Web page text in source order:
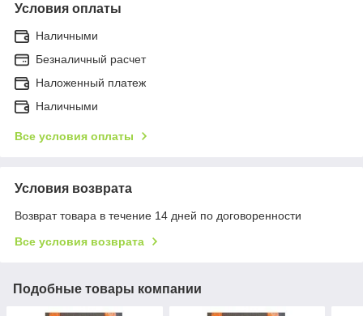
Условия оплаты
Наличными
Безналичный расчет
Наложенный платеж
Наличными
Все условия оплаты
Условия возврата
Возврат товара в течение 14 дней по договоренности
Все условия возврата
Подобные товары компании